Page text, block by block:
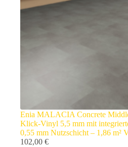
Enia MALACIA Concrete
Klick-Vinyl 5,5 mm mit
0,55 mm Nutzschicht – 1,86 m²
102,00 €